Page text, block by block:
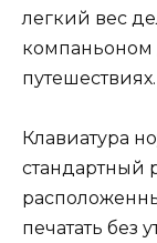
легкий вес
компаньоном
путешествиях.
Клавиатура
стандартный
печатать